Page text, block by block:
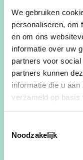
We gebruiken
personaliseren, om
en om ons
informatie over uw
partners voor
partners kunnen
informatie die u
verzameld op basis
Noodzakelijk
over
verenigingen, de
iedereen die er
welkom voelen
het goed wonen
elkaar en voor de
De keuze voor
in Heuvelland,
focus. Vandaag
transparantie en